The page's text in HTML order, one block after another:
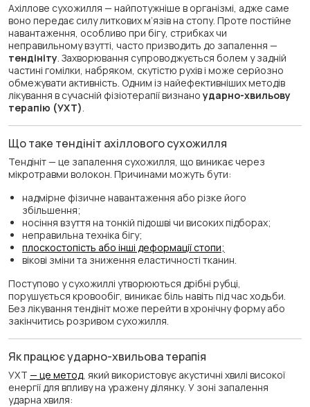
Ахіллове сухожилля — найпотужніше в організмі, адже саме
воно передає силу литкових м’язів на стопу. Проте постійне
навантаження, особливо при бігу, стрибках чи
неправильному взутті, часто призводить до запалення —
тендініту . Захворювання супроводжується болем у задній
частині гомілки, набряком, скутістю рухів і може серйозно
обмежувати активність. Одним із найефективніших методів
лікування в сучасній фізіотерапії визнано ударно-хвильову
терапію (УХТ)
Що таке тендініт ахіллового сухожилля
Тендініт — це запалення сухожилля, що виникає через
мікротравми волокон. Причинами можуть бути:
надмірне фізичне навантаження або різке його
збільшення;
носіння взуття на тонкій підошві чи високих підборах;
неправильна техніка бігу;
плоскостопість або інші деформації стопи;
вікові зміни та зниження еластичності тканин.
Поступово у сухожиллі утворюються дрібні рубці,
порушується кровообіг, виникає біль навіть під час ходьби.
Без лікування тендініт може перейти в хронічну форму або
закінчитись розривом сухожилля.
Як працює ударно-хвильова терапія
УХТ — це метод , який використовує акустичні хвилі високої
енергії для впливу на уражену ділянку. У зоні запалення
ударна хвиля: